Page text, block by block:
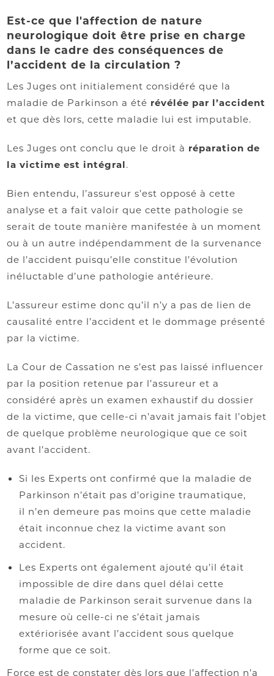
Est-ce que l'affection de nature
neurologique doit être prise en charge
dans le cadre des conséquences de
l’accident de la circulation ?
Les Juges ont initialement considéré que la
maladie de Parkinson a été révélée par l’accident
et que dès lors, cette maladie lui est imputable.
Les Juges ont conclu que le droit à réparation de
la victime est intégral.
Bien entendu, l’assureur s’est opposé à cette
analyse et a fait valoir que cette pathologie se
serait de toute manière manifestée à un moment
ou à un autre indépendamment de la survenance
de l’accident puisqu’elle constitue l’évolution
inéluctable d’une pathologie antérieure.
L’assureur estime donc qu’il n’y a pas de lien de
causalité entre l’accident et le dommage présenté
par la victime.
La Cour de Cassation ne s’est pas laissé influencer
par la position retenue par l’assureur et a
considéré après un examen exhaustif du dossier
de la victime, que celle-ci n’avait jamais fait l’objet
de quelque problème neurologique que ce soit
avant l’accident.
Si les Experts ont confirmé que la maladie de
Parkinson n’était pas d’origine traumatique,
il n’en demeure pas moins que cette maladie
était inconnue chez la victime avant son
accident.
Les Experts ont également ajouté qu’il était
impossible de dire dans quel délai cette
maladie de Parkinson serait survenue dans la
mesure où celle-ci ne s’était jamais
extériorisée avant l’accident sous quelque
forme que ce soit.
Force est de constater dès lors que l’affection n’a